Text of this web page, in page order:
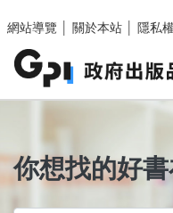
網站導覽
關於本站 隱私
你想找的好書